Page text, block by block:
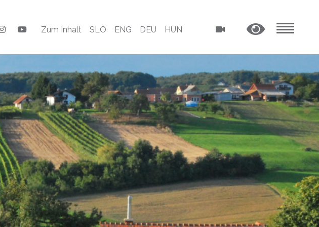
Zum Inhalt SLO ENG DEU HUN